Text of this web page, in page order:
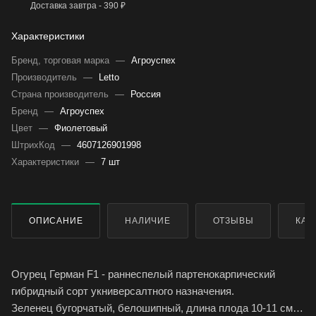
Доставка завтра - 390 ₽
Характеристики
Бренд, торговая марка — Агроуспех
Производитель
—
Letto
Страна производитель
—
Россия
Бренд — Агроуспех
Цвет — Фиолетовый
ШтрихКод — 4607126901998
Характеристики — 7 шт
ОПИСАНИЕ НАЛИЧИЕ ОТЗЫВЫ
Огурец Герман F1 - раннеспелый партенокарпический
гибридный сорт укниверсалтного назначения.
Зеленец бугорчатый, белошипный, длина плода 10-11 см,